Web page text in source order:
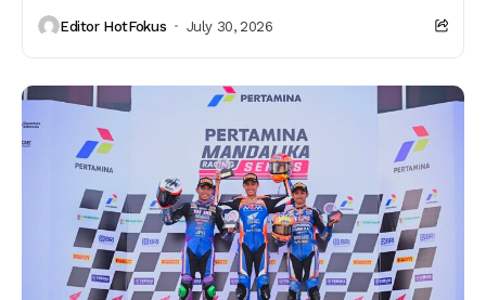
Editor HotFokus July 30, 2026